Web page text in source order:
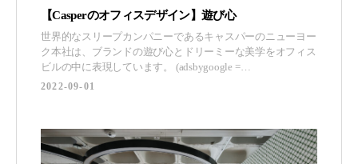
【Casperのオフィスデザイン】遊び心
世界的なスリープカンパニーであるキャスパーのニューヨー
ク本社は、ブランドの遊び心とドリーミーな美学をオフィス
ビルの中に表現しています。 (adsbygoogle =
window.adsbygoogle || []).push({}); Architecture Research Office
2022-09-01